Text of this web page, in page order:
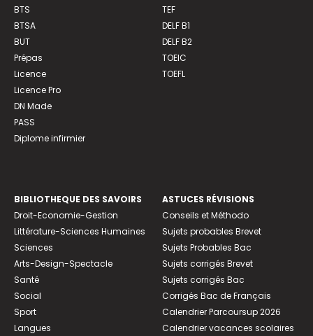
BTS
BTSA
BUT
Prépas
Licence
Licence Pro
DN Made
PASS
Diplome infirmier
TEF
DELF B1
DELF B2
TOEIC
TOEFL
BIBLIOTHEQUE DES SAVOIRS
Droit-Economie-Gestion
Littérature-Sciences Humaines
Sciences
Arts-Design-Spectacle
Santé
Social
Sport
Langues
ASTUCES RÉVISIONS
Conseils et Méthodo
Sujets probables Brevet
Sujets Probables Bac
Sujets corrigés Brevet
Sujets corrigés Bac
Corrigés Bac de Français
Calendrier Parcoursup 2026
Calendrier vacances scolaires